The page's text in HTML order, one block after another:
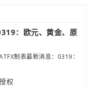
：欧元、黄金、原
制表最新消息：0319：
权